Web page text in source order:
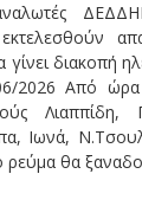
διακοπή
2026 Από ώρα
Λιαππίδη,
Ιωνά,
θα